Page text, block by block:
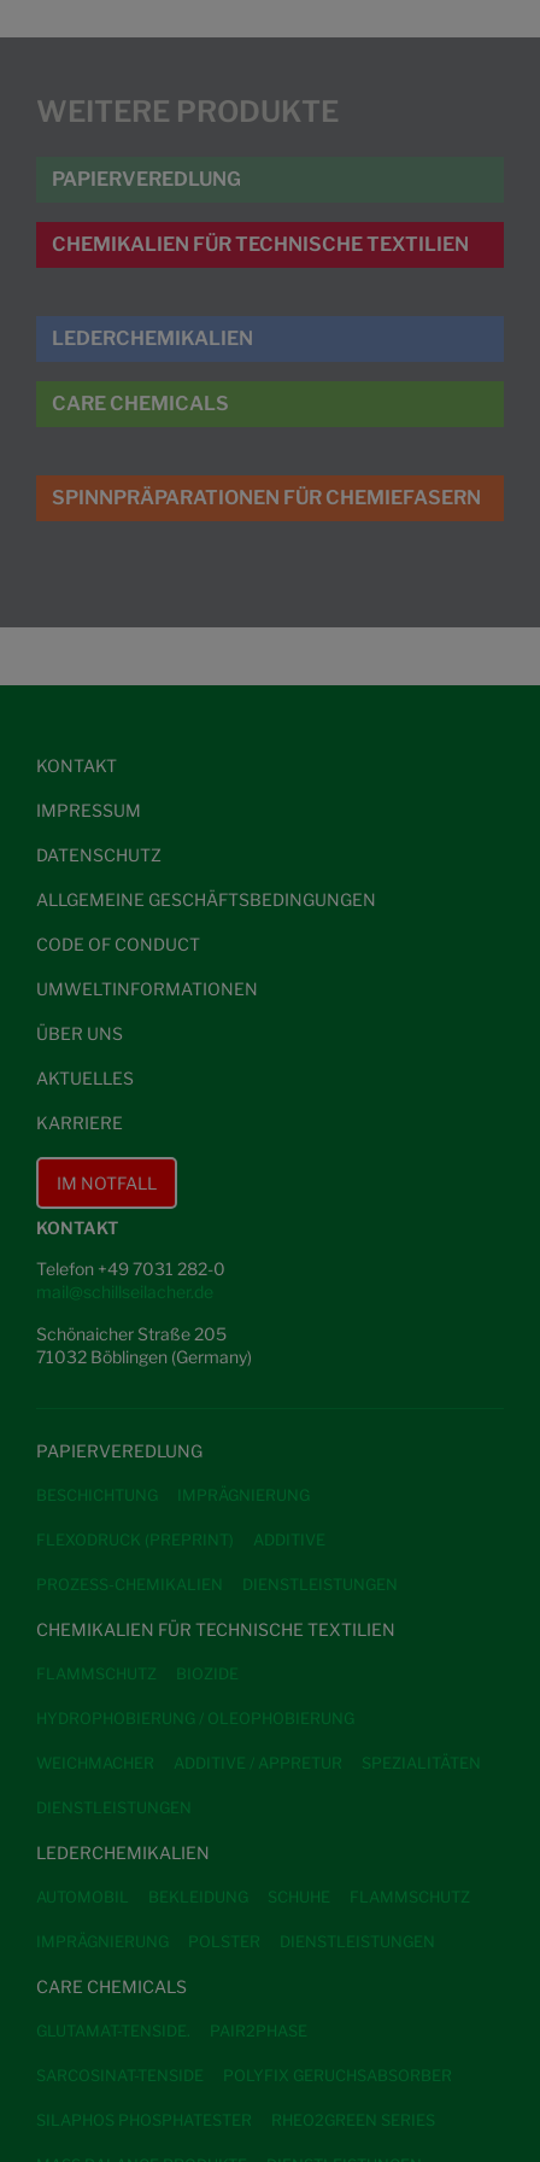
WEITERE PRODUKTE
PAPIERVEREDLUNG
CHEMIKALIEN FÜR TECHNISCHE TEXTILIEN
LEDERCHEMIKALIEN
CARE CHEMICALS
SPINNPRÄPARATIONEN FÜR CHEMIEFASERN
KONTAKT
IMPRESSUM
DATENSCHUTZ
ALLGEMEINE GESCHÄFTSBEDINGUNGEN
CODE OF CONDUCT
UMWELTINFORMATIONEN
ÜBER UNS
AKTUELLES
KARRIERE
IM NOTFALL
KONTAKT
Telefon +49 7031 282-0
mail@schillseilacher.de
Schönaicher Straße 205
71032 Böblingen (Germany)
PAPIERVEREDLUNG
BESCHICHTUNG IMPRÄGNIERUNG
FLEXODRUCK (PREPRINT) ADDITIVE
PROZESS-CHEMIKALIEN DIENSTLEISTUNGEN
CHEMIKALIEN FÜR TECHNISCHE TEXTILIEN
FLAMMSCHUTZ BIOZIDE
HYDROPHOBIERUNG / OLEOPHOBIERUNG
WEICHMACHER ADDITIVE / APPRETUR SPEZIALITÄTEN
DIENSTLEISTUNGEN
LEDERCHEMIKALIEN
AUTOMOBIL BEKLEIDUNG SCHUHE FLAMMSCHUTZ
IMPRÄGNIERUNG POLSTER DIENSTLEISTUNGEN
CARE CHEMICALS
GLUTAMAT-TENSIDE. PAIR2PHASE
SARCOSINAT-TENSIDE POLYFIX GERUCHSABSORBER
SILAPHOS PHOSPHATESTER RHEO2GREEN SERIES